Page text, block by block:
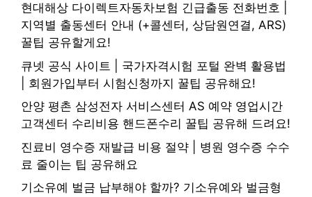
현대해상 다이렉트자동차보험 긴급출동 전화번호 |
지역별 출동센터 안내 (+콜센터, 상담원연결, ARS)
꿀팁 공유할게요!
큐넷 공식 사이트 | 국가자격시험 포털 완벽 활용법
| 회원가입부터 시험신청까지 꿀팁 공유해요!
안양 평촌 삼성전자 서비스센터 AS 예약 영업시간
고객센터 수리비용 핸드폰수리 꿀팁 공유해 드려요!
진료비 영수증 재발급 비용 절약 | 병원 영수증 수수
료 줄이는 팁 공유해요
기소유예 벌금 납부해야 할까? 기소유예와 벌금형